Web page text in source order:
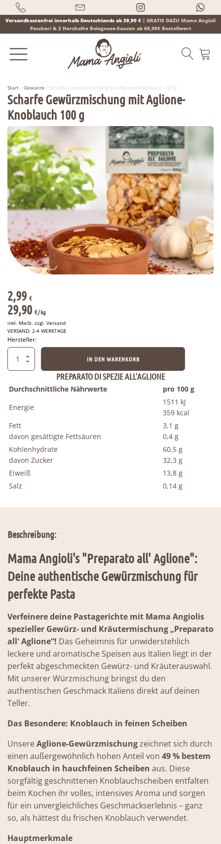
Versandkostenfrei innerhalb Deutschlands ab 39,90 € | GRATIS DAZU Mama Angioli
Paccheri & 2 Herzhafte Bolognese-Saucen ab 68,99€ Bestellwert
Products
search
Start / Gewürze / Scharfe Gewürzmischung mit Aglione-Knoblauch 100 g
Scharfe Gewürzmischung mit Aglione-
Knoblauch 100 g
PREPARATO DI SPEZIE ALL'AGLIONE
Durchschnittliche Nährwerte
pro 100 g
Energie
1511 kJ
359 kcal
Fett
davon gesättigte Fettsäuren
3,1 g
0,4 g
Kohlenhydrate
davon Zucker
60,5 g
32,3 g
Eiweiß
13,8 g
Salz
0,14 g
2,99 €
29,90 €/ kg
inkl. MwSt. zzgl. Versand
VERSAND: 2-4 WERKTAGE
Hersteller:
Scharfe
Gewürzmischung
Knoblauch
g
Menge
IN DEN WARENKORB
Beschreibung:
Mama Angioli's "Preparato all' Aglione":
Deine authentische Gewürzmischung für
perfekte Pasta
Verfeinere deine Pastagerichte mit Mama Angiolis
spezieller Gewürz- und Kräutermischung „Preparato
all' Aglione“! Das Geheimnis für unwiderstehlich
leckere und aromatische Speisen aus Italien liegt in der
perfekt abgeschmeckten Gewürz- und Kräuterauswahl.
Mit unserer Würzmischung bringst du den
authentischen Geschmack Italiens direkt auf deinen
Teller.
Das Besondere: Knoblauch in feinen Scheiben
UnsereAglione-Gewürzmischungzeichnet sich durch
einen außergewöhnlich hohen Anteil von 49 % bestem
Knoblauch in hauchfeinen Scheiben aus. Diese
sorgfältig geschnittenen Knoblauchscheiben entfalten
beim Kochen ihr volles, intensives Aroma und sorgen
für ein unvergleichliches Geschmackserlebnis – ganz
so, als hättest du frischen Knoblauch verwendet.
Hauptmerkmale